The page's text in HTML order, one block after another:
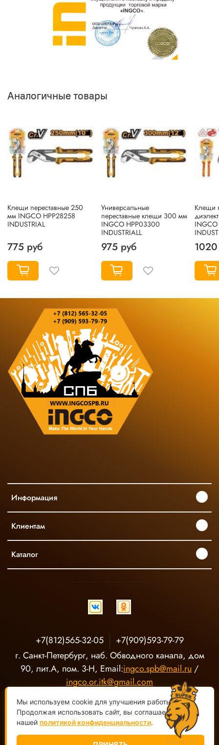
Аналогичные товары
Клещи переставные 250
мм INGCO HPP28258
INDUSTRIAL
775 руб
Универсальные
переставные клещи 300 мм
INGCO HPP03300
INDUSTRIALL
975 руб
Клещи
Информация
Клиентам
Каталог
+7(812)565-32-05
+7(909)593-79-79
г. Санкт-Петербург, наб. Обводного канала, дом
90, лит.А, пом. 3-Н, Email:ingco.spb@mail.ru /
ingco.or.itk@gmail.com
Мы используем cookie для улучшения работы сайта.
Продолжая использовать сайт, вы соглашаетесь с
нашей политикой конфиденциальности.